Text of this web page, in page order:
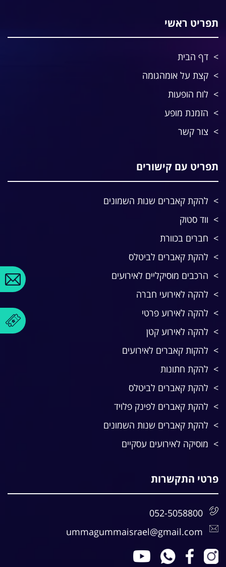
תפריט ראשי
דף הבית
קצת על אומהגומה
לוח הופעות
הזמנת מופע
צור קשר
תפריט עם קישורים
להקת קאברים שנות השמונים
ווד סטוק
חברים בכוורת
להקת קאברים לביטלס
הרכבים מוסיקליים לאירועים
להקה לאירועי חברה
להקה לאירוע פרטי
להקה לאירוע קטן
להקות קאברים לאירועים
להקת חתונות
להקת קאברים לביטלס
להקת קאברים לפינק פלויד
להקת קאברים שנות השמונים
מוסיקה לאירועים עסקיים
פרטי התקשרות
052-5058800
ummagummaisrael@gmail.com